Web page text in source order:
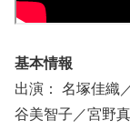
基本情報
出演： 名塚佳織
谷美智子／宮野